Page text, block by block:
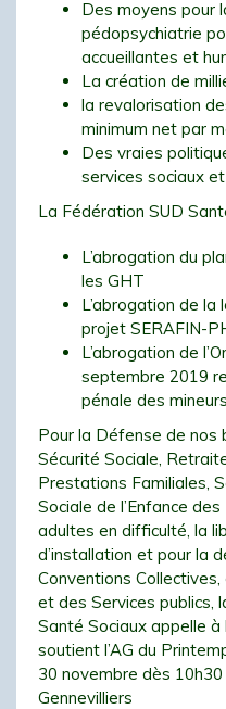
Des moyens pour
pédopsychiatrie
accueillantes et
La création de
la revalorisation
minimum net par
Des vraies
services sociaux
La Fédération SUD
L’abrogation du
les GHT
L’abrogation de
projet SERAFIN-
L’abrogation de
septembre 2019
pénale des
Pour la Défense de nos
Sécurité Sociale,
Prestations Familiales,
Sociale de l’Enfance
adultes en difficulté, la
d’installation et pour la
Conventions
et des Services publics,
Santé Sociaux appelle
soutient l’AG du
30 novembre dès
Gennevilliers